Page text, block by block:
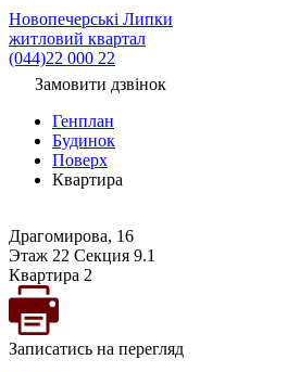
Новопечерські Липки
житловий квартал
(044)22 000 22
Замовити дзвінок
Генплан
Будинок
Поверх
Квартира
Драгомирова, 16
Этаж 22 Секция 9.1
Квартира 2
Записатись на перегляд